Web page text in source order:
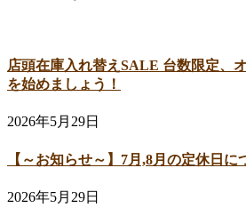
店頭在庫入れ替えSALE 台数限定、
を始めましょう！
2026年5月29日
【～お知らせ～】7月,8月の定休日に
2026年5月29日